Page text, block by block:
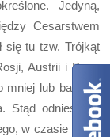
Jedyną,
Cesarstwem
się tu tzw. Trójkąt
Austrii i Prus.
mniej lub bardziej
Stąd odniesienie
w czasie kiedy